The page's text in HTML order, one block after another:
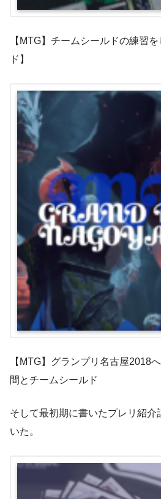
【MTG】チームシールドの練習
ド】
【MTG】グランプリ名古屋
間とチームシールド
そして最初期に書いたプレリ紹介
いた。